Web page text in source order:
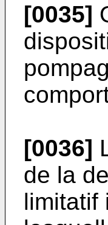
[0035]
[0036]
de la
limitatif